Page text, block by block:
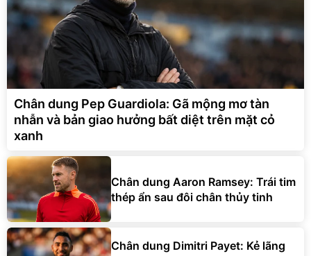
Chân dung Pep Guardiola: Gã mộng mơ tàn
nhẫn và bản giao hưởng bất diệt trên mặt cỏ
xanh
Chân dung Aaron Ramsey: Trái tim
thép ẩn sau đôi chân thủy tinh
Chân dung Dimitri Payet: Kẻ lãng